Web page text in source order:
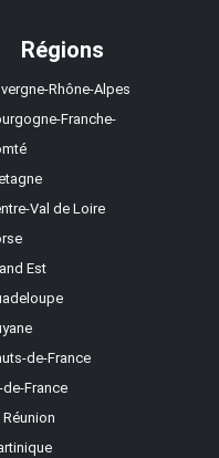
Régions
Rhône-Alpes
Franche-
Val de Loire
Est
de-France
de-France
Réunion